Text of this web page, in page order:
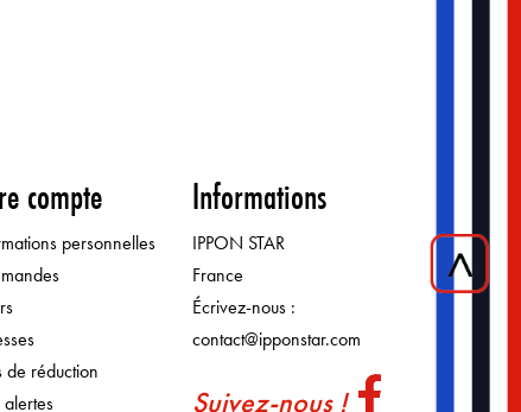
compte
personnelles
de réduction
Informations
IPPON STAR
France
Écrivez-nous :
contact@ipponstar.com
Suivez-nous !